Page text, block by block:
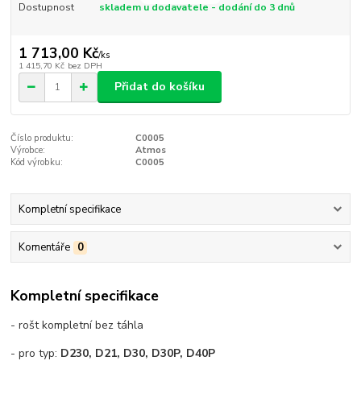
Dostupnost skladem u dodavatele - dodání do 3 dnů
1 713,00 Kč/ks
1 415,70 Kč bez DPH
Přidat do košíku
Číslo produktu:
C0005
Výrobce:
Atmos
Kód výrobku:
C0005
Kompletní specifikace
Komentáře 0
Kompletní specifikace
- rošt kompletní bez táhla
- pro typ: D230, D21, D30, D30P, D40P